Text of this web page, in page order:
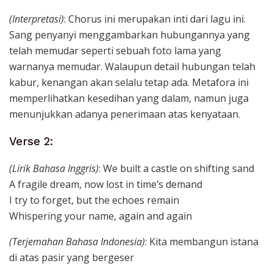
(Interpretasi): Chorus ini merupakan inti dari lagu ini.
Sang penyanyi menggambarkan hubungannya yang
telah memudar seperti sebuah foto lama yang
warnanya memudar. Walaupun detail hubungan telah
kabur, kenangan akan selalu tetap ada. Metafora ini
memperlihatkan kesedihan yang dalam, namun juga
menunjukkan adanya penerimaan atas kenyataan.
Verse 2:
(Lirik Bahasa Inggris): We built a castle on shifting sand
A fragile dream, now lost in time’s demand
I try to forget, but the echoes remain
Whispering your name, again and again
(Terjemahan Bahasa Indonesia): Kita membangun istana
di atas pasir yang bergeser